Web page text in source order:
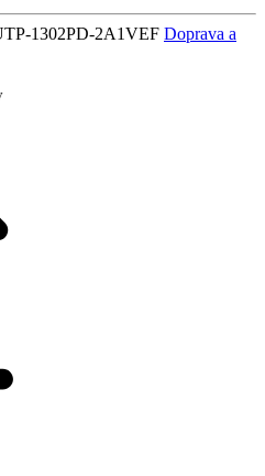
1302PD-2A1VEF Doprava a